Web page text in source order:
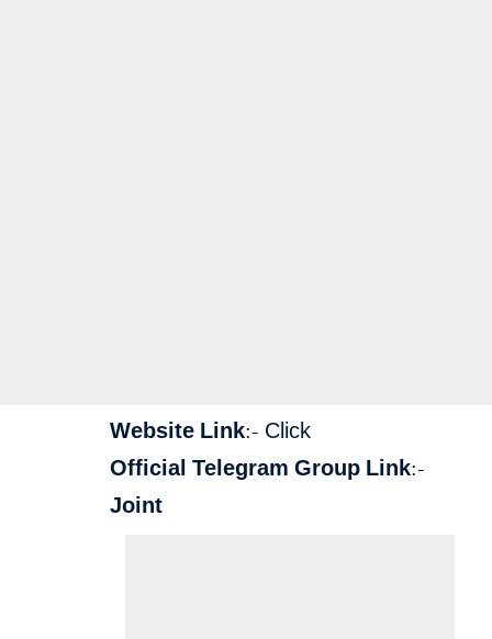
Website Link:- Click
Official Telegram Group Link:-
Joint